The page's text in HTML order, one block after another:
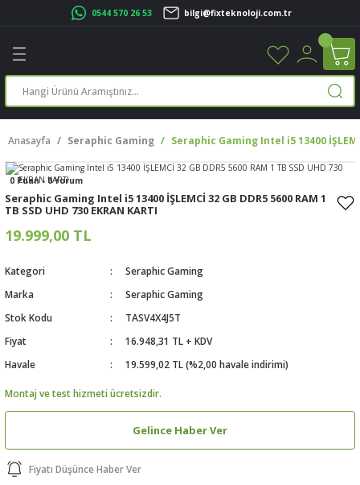
0544 570 26 53 bilgi@fixteknoloji.com.tr
Geri Dön
Geri Dön
Geri Dön
Yazıcı
Geri Dön
Geri Dön
Geri Dön
Geri Dön
Geri Dön
Anasayfa Seraphic Gaming Seraphic Gaming Intel i5 13400
0 Puan - 0 Yorum
Seraphic Gaming Intel i5 13400 İŞLEMCİ 32 GB DDR5 5600 RAM 1
TB SSD UHD 730 EKRAN KARTI
19.999,00 TL
Kategori
Seraphic Gaming
Marka
Seraphic Gaming
Stok Kodu
TASV4X4J5T
Fiyat
16.948,31 TL + KDV
Havale
19.599,02 TL (%2,00 havale indirimi)
Montaj ve test hizmeti ücretsizdir.
Gelince Haber Ver
Fiyatı Düşünce Haber Ver